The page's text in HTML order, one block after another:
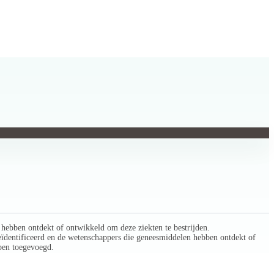
ontdekt of ontwikkeld om deze ziekten te bestrijden.
en de wetenschappers die geneesmiddelen hebben ontdekt of
toegevoegd.